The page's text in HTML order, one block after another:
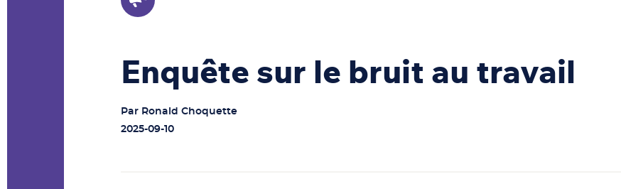
Enquête sur le bruit au travail
Par Ronald Choquette
2025-09-10